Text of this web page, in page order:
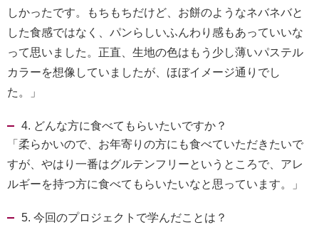
しかったです。もちもちだけど、お餅のようなネバネバと
した食感ではなく、パンらしいふんわり感もあっていいな
って思いました。正直、生地の色はもう少し薄いパステル
カラーを想像していましたが、ほぼイメージ通りでし
た。」
4. どんな方に食べてもらいたいですか？
「柔らかいので、お年寄りの方にも食べていただきたいで
すが、やはり一番はグルテンフリーというところで、アレ
ルギーを持つ方に食べてもらいたいなと思っています。」
5. 今回のプロジェクトで学んだことは？